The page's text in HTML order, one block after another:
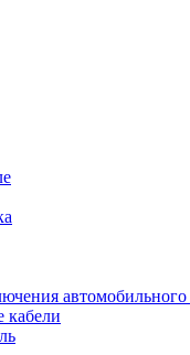
автомобильного
кабели